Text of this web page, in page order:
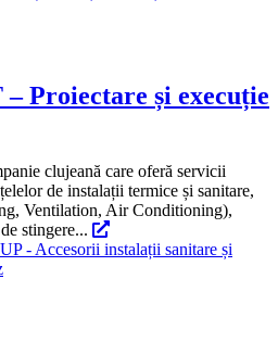
Proiectare și execuție
clujeană care oferă servicii
de instalații termice și sanitare,
Ventilation, Air Conditioning),
stingere...